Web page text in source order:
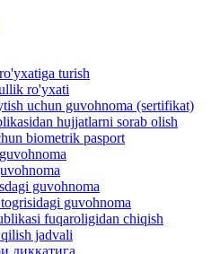
turish
ro'yxati
uchun guvohnoma (sertifikat)
hujjatlarni sorab olish
biometrik pasport
guvohnoma
guvohnoma
fuqaroligidan chiqish
jadvali
диққатига